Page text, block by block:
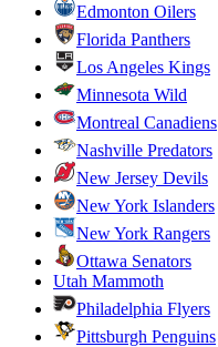
Edmonton Oilers
Florida Panthers
Los Angeles Kings
Minnesota Wild
Montreal Canadiens
Nashville Predators
New Jersey Devils
New York Islanders
New York Rangers
Ottawa Senators
Utah Mammoth
Philadelphia Flyers
Pittsburgh Penguins